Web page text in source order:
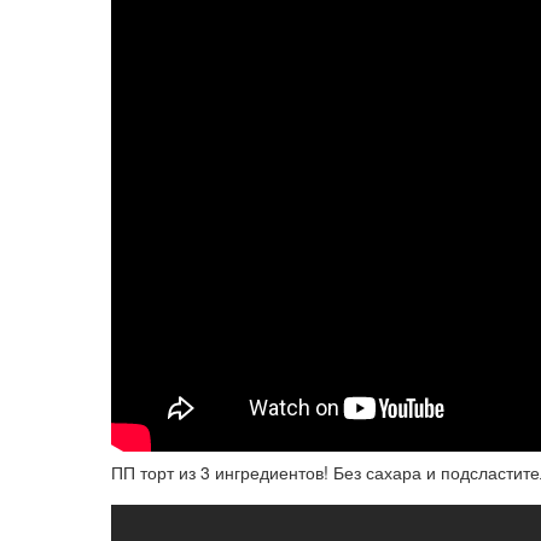
ПП торт из 3 ингредиентов! Без сахара и